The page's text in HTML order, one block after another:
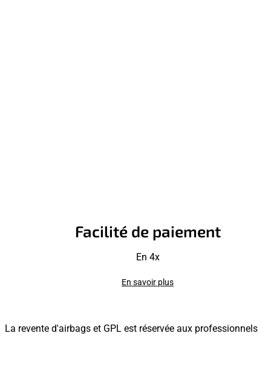
Facilité de paiement
En 4x
En savoir plus
La revente d'airbags et GPL est réservée aux professionnels